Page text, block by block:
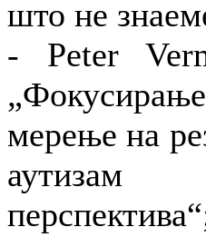
што не
- Peter
мерење на